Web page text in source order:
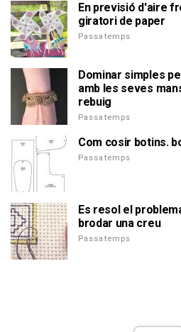
En previsió d'aire
giratori de paper
Passatemps
Dominar simples
amb les seves
rebuig
Passatemps
Com cosir botins.
Passatemps
Es resol el
brodar una creu
Passatemps